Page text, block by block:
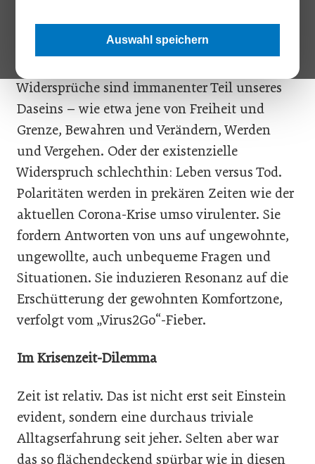
Auswahl speichern
wiederum sind sie wohl eher eine noch ungestillte Illusion,
meint Zeitforscher Franz J. Schweifer in seiner Kolumne.
Widersprüche sind immanenter Teil unseres
Daseins – wie etwa jene von Freiheit und
Grenze, Bewahren und Verändern, Werden
und Vergehen. Oder der existenzielle
Widerspruch schlechthin: Leben versus Tod.
Polaritäten werden in prekären Zeiten wie der
aktuellen Corona-Krise umso virulenter. Sie
fordern Antworten von uns auf ungewohnte,
ungewollte, auch unbequeme Fragen und
Situationen. Sie induzieren Resonanz auf die
Erschütterung der gewohnten Komfortzone,
verfolgt vom „Virus2Go“-Fieber.
Im Krisenzeit-Dilemma
Zeit ist relativ. Das ist nicht erst seit Einstein
evident, sondern eine durchaus triviale
Alltagserfahrung seit jeher. Selten aber war
das so flächendeckend spürbar wie in diesen